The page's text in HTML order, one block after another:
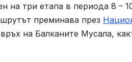
на три етапа в периода 8 –
преминава през
на Балканите Мусала,